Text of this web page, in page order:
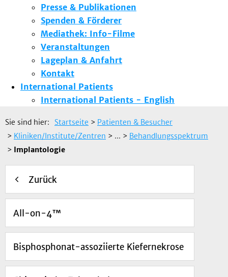
Presse & Publikationen
Spenden & Förderer
Mediathek: Info-Filme
Veranstaltungen
Lageplan & Anfahrt
Kontakt
International Patients
International Patients - English
Sie sind hier: Startseite > Patienten & Besucher
> Kliniken/Institute/Zentren > ... > Behandlungsspektrum
> Implantologie
Zurück
All-on-4™
Bisphosphonat-assoziierte Kiefernekrose